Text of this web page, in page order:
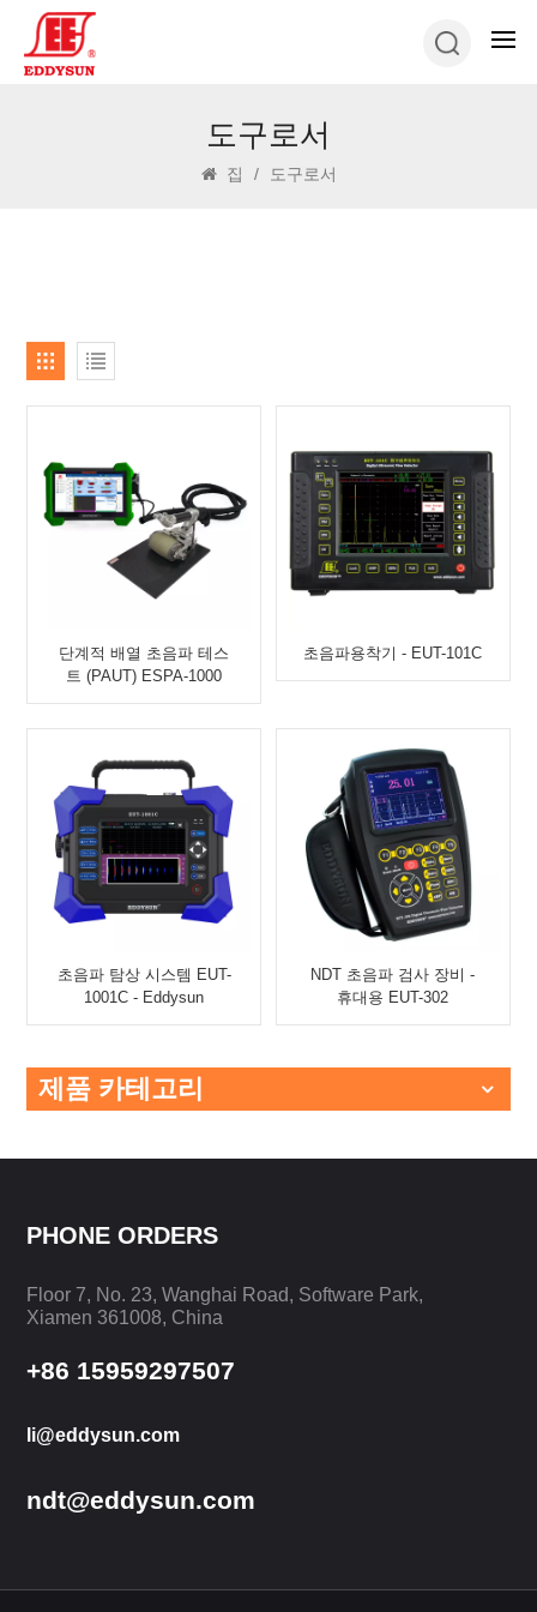
도구로서
집 / 도구로서
단계적 배열 초음파 테스
트 (PAUT) ESPA-1000
초음파용착기 - EUT-101C
초음파 탐상 시스템 EUT-
1001C - Eddysun
NDT 초음파 검사 장비 -
휴대용 EUT-302
제품 카테고리
PHONE ORDERS
Floor 7, No. 23, Wanghai Road, Software Park,
Xiamen 361008, China
+86 15959297507
li@eddysun.com
ndt@eddysun.com